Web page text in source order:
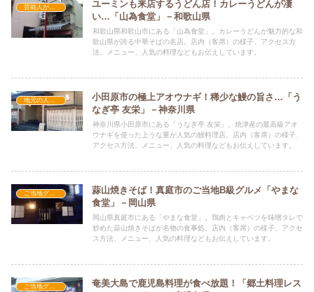
ユーミンも来店するうどん店！カレーうどんが凄
い…「山為食堂」－和歌山県
和歌山県和歌山市にある「山為食堂」。カレーうどんが魅力的な和
歌山県が誇る中華そばの名店。店内（客席）の様子、アクセス方
法、メニュー、人気の料理などもお伝えしています。
小田原市の極上アオウナギ！稀少な鰻の旨さ…「う
なぎ亭 友栄」－神奈川県
神奈川県小田原市にある「うなぎ亭 友栄」。焼津産の最高級アオ
ウナギを使った上うな重が人気の鰻料理店。店内（客席）の様子、
アクセス方法、メニュー、人気の料理などもお伝えしています。
蒜山焼きそば！真庭市のご当地B級グルメ「やまな
食堂」－岡山県
岡山県真庭市にある「やまな食堂」。鶏肉とキャベツを味噌タレで
炒めた蒜山焼きそばが名物の食事処。店内（客席）の様子、アクセ
ス方法、メニュー、人気の料理などもお伝えしています。
奄美大島で鹿児島料理が食べ放題！「郷土料理レス